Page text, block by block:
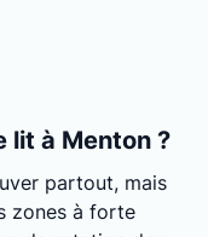
lit à Menton ?
partout, mais
zones à forte